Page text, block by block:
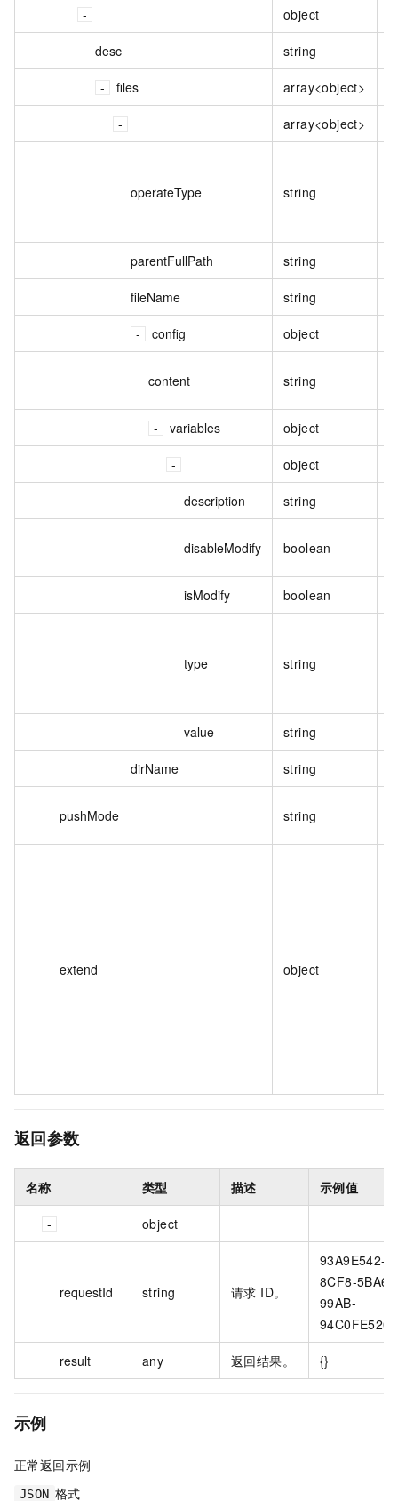
object
desc string
files array<object>
array<object>
operateType string
parentFullPath string
fileName string
config object
content string
variables object
object
description string
disableModify boolean
isModify boolean
type string
value string
dirName string
pushMode string
extend object
返回参数
名称 类型 描述 示例值
object
requestId string 请求 ID。
93A9E542-
8CF8-5BA6-
99AB-
result any 返回结果。 {}
示例
正常返回示例
JSON 格式